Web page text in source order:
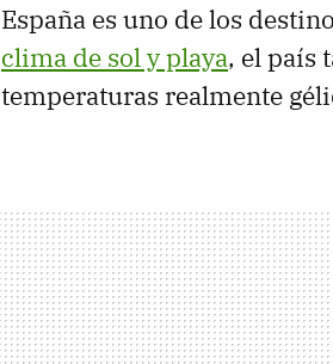
España es uno de los
clima de sol y playa, el país
temperaturas realmente